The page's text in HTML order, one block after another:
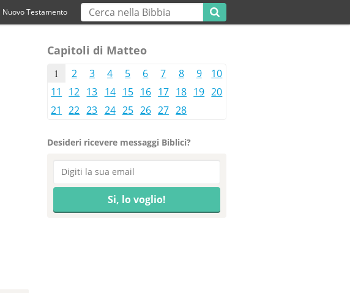
Nuovo Testamento
Capitoli di Matteo
1 2 3 4 5 6 7 8 9
10
11
12 13 14 15 16 17 18 19 20
21
22 23 24 25 26 27 28
Desideri ricevere messaggi Biblici?